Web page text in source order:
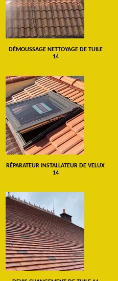
DÉMOUSSAGE NETTOYAGE DE TUILE
14
RÉPARATEUR INSTALLATEUR DE VELUX
14